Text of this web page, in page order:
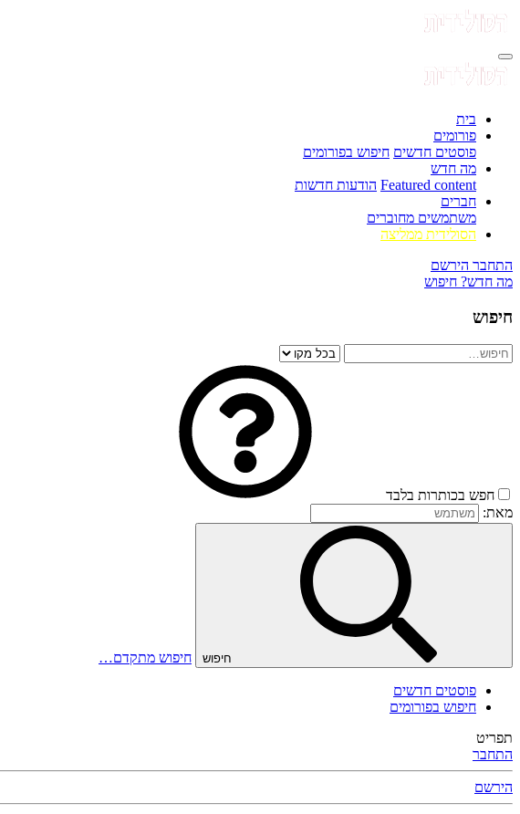
בית
פורומים
פוסטים חדשים חיפוש בפורומים
מה חדש
Featured content הודעות חדשות
חברים
משתמשים מחוברים
הסולידית ממליצה
התחבר הירשם
מה חדש? חיפוש
חיפוש
חפש בכותרות בלבד
מאת:
חיפוש חיפוש מתקדם…
פוסטים חדשים
חיפוש בפורומים
תפריט
התחבר
הירשם